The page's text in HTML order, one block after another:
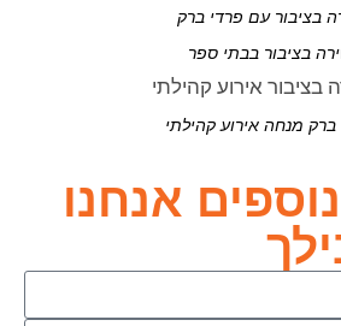
בציבור עם פרדי ברק
בציבור בבתי ספר
ברק מנחה אירוע קהילתי
אנחנו